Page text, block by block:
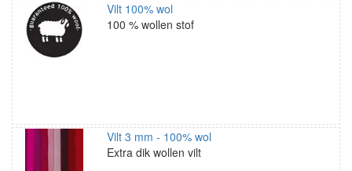
Vilt 100% wol
100 % wollen stof
Vilt 3 mm - 100% wol
Extra dik wollen vilt